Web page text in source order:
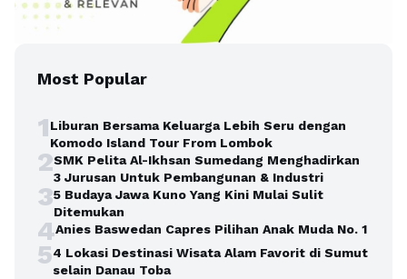
Most Popular
1Liburan Bersama Keluarga Lebih Seru dengan
Komodo Island Tour From Lombok
2SMK Pelita Al-Ikhsan Sumedang Menghadirkan
3 Jurusan Untuk Pembangunan & Industri
35 Budaya Jawa Kuno Yang Kini Mulai Sulit
Ditemukan
4Anies Baswedan Capres Pilihan Anak Muda No. 1
54 Lokasi Destinasi Wisata Alam Favorit di Sumut
selain Danau Toba